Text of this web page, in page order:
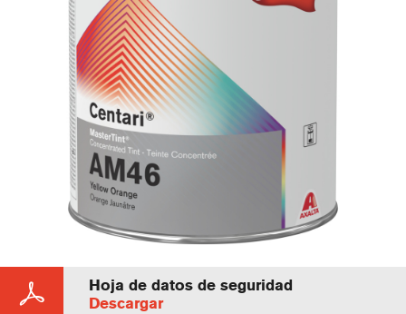
Hoja de datos de seguridad
Descargar